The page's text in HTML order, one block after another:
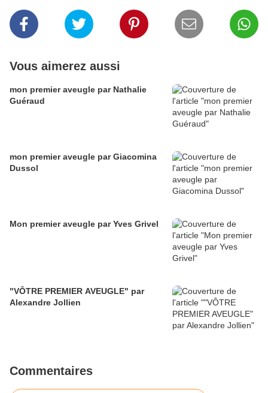
Vous aimerez aussi
mon premier aveugle par Nathalie
Guéraud
mon premier aveugle par Giacomina
Dussol
Mon premier aveugle par Yves Grivel
"VÔTRE PREMIER AVEUGLE" par
Alexandre Jollien
Commentaires